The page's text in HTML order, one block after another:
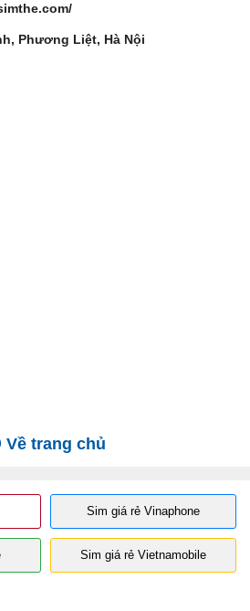
Phương Liệt, Hà Nội
Về trang chủ
Sim giá rẻ Vinaphone
Sim giá rẻ Vietnamobile